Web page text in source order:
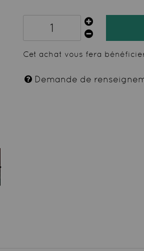
Cet achat vous fera
Demande de